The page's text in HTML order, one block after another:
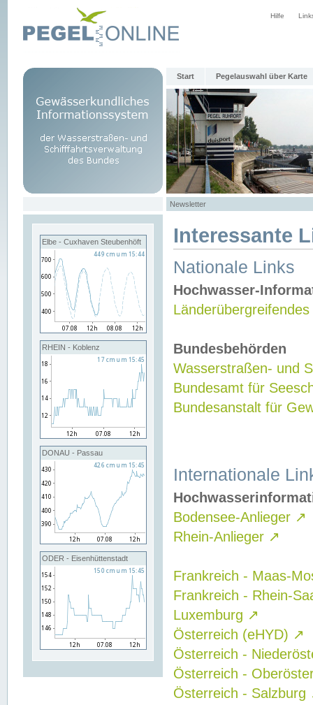
Hilfe
Start Pegelauswahl über Karte
Newsletter
Elbe - Cuxhaven Steubenhöft
RHEIN - Koblenz
DONAU - Passau
ODER - Eisenhüttenstadt
Interessante
Nationale Links
Hochwasser-
Bundesbehörden
Wasserstraßen- und
Bundesamt für
Bundesanstalt für
Internationale
Bodensee-Anlieger ↗
Rhein-Anlieger ↗
Frankreich - Maas-
Frankreich - Rhein-
Luxemburg ↗
Österreich (eHYD) ↗
Österreich -
Österreich -
Österreich - Salzburg